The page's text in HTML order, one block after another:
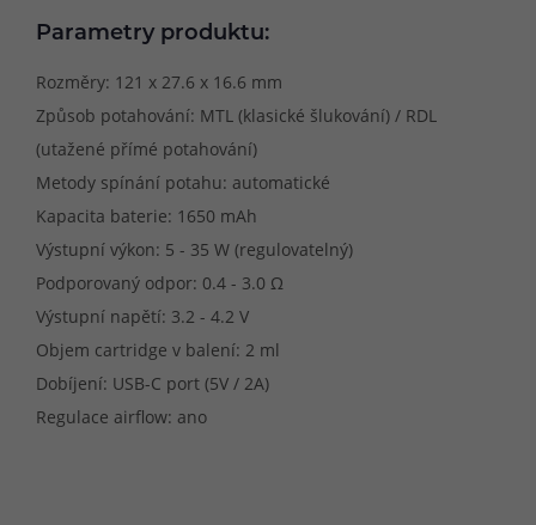
Parametry produktu:
Rozměry: 121 x 27.6 x 16.6 mm
Způsob potahování: MTL (klasické šlukování) / RDL
(utažené přímé potahování)
Metody spínání potahu: automatické
Kapacita baterie: 1650 mAh
Výstupní výkon: 5 - 35 W (regulovatelný)
Podporovaný odpor: 0.4 - 3.0 Ω
Výstupní napětí: 3.2 - 4.2 V
Objem cartridge v balení: 2 ml
Dobíjení: USB-C port (5V / 2A)
Regulace airflow: ano